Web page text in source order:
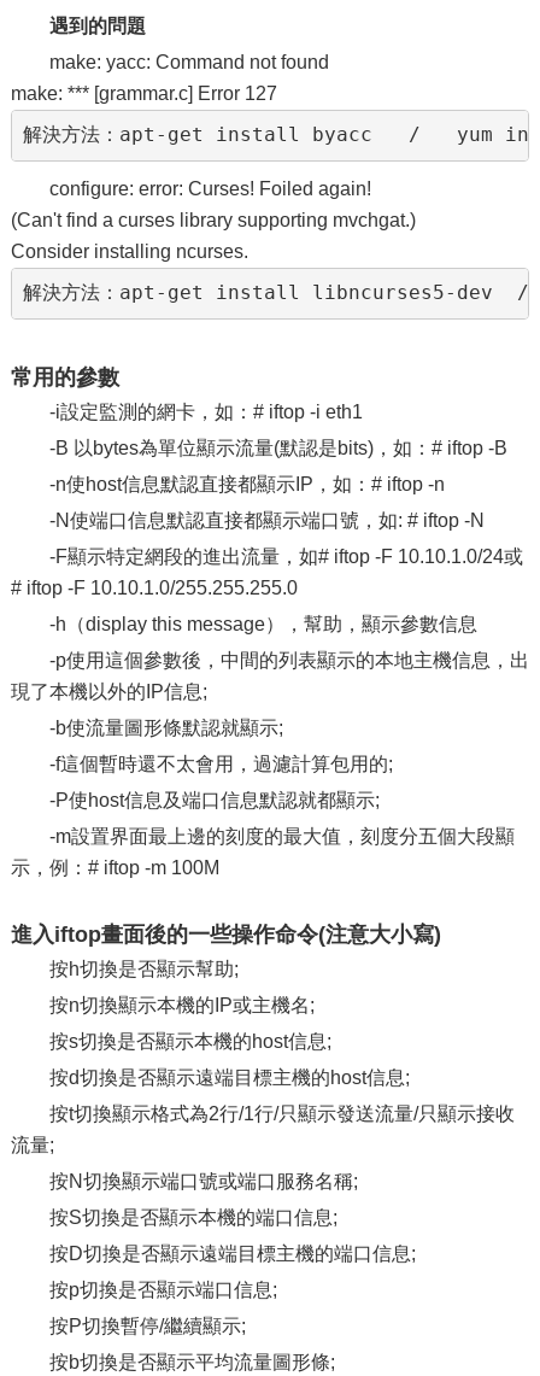
遇到的問題
make: yacc: Command not found
make: *** [grammar.c] Error 127
configure: error: Curses! Foiled again!
(Can't find a curses library supporting mvchgat.)
Consider installing ncurses.
常用的參數
-i設定監測的網卡，如：# iftop -i eth1
-B 以bytes為單位顯示流量(默認是bits)，如：# iftop -B
-n使host信息默認直接都顯示IP，如：# iftop -n
-N使端口信息默認直接都顯示端口號，如: # iftop -N
-F顯示特定網段的進出流量，如# iftop -F 10.10.1.0/24或
# iftop -F 10.10.1.0/255.255.255.0
-h（display this message），幫助，顯示參數信息
-p使用這個參數後，中間的列表顯示的本地主機信息，出
現了本機以外的IP信息;
-b使流量圖形條默認就顯示;
-f這個暫時還不太會用，過濾計算包用的;
-P使host信息及端口信息默認就都顯示;
-m設置界面最上邊的刻度的最大值，刻度分五個大段顯
示，例：# iftop -m 100M
進入iftop畫面後的一些操作命令(注意大小寫)
按h切換是否顯示幫助;
按n切換顯示本機的IP或主機名;
按s切換是否顯示本機的host信息;
按d切換是否顯示遠端目標主機的host信息;
按t切換顯示格式為2行/1行/只顯示發送流量/只顯示接收
流量;
按N切換顯示端口號或端口服務名稱;
按S切換是否顯示本機的端口信息;
按D切換是否顯示遠端目標主機的端口信息;
按p切換是否顯示端口信息;
按P切換暫停/繼續顯示;
按b切換是否顯示平均流量圖形條;